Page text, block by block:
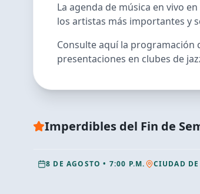
La agenda de música en vivo
los artistas más importantes y
Consulte aquí la programación
presentaciones en clubes de
Imperdibles del Fin de
Grandes Vientos
8 DE AGOSTO • 7:00 P.M. CIUDAD